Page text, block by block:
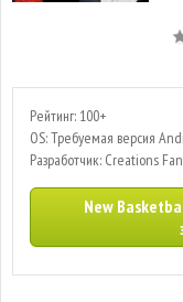
Рейтинг: 100+
OS: Требуемая версия
Разработчик: Creations
New